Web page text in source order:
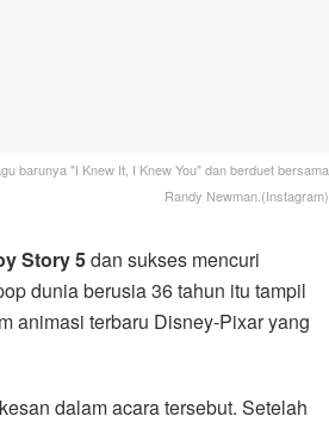
barunya "I Knew It, I Knew You" dan berduet bersama
Randy Newman.(Instagram)
Story 5dan sukses mencuri
dunia berusia 36 tahun itu tampil
animasi terbaru Disney-Pixar yang
dalam acara tersebut. Setelah